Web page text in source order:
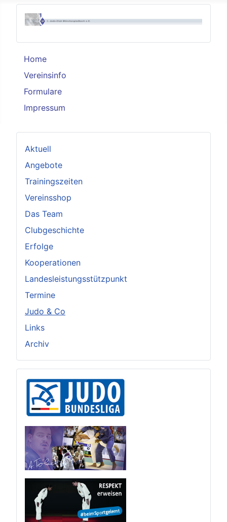
Home
Vereinsinfo
Formulare
Impressum
Aktuell
Angebote
Trainingszeiten
Vereinsshop
Das Team
Clubgeschichte
Erfolge
Kooperationen
Landesleistungsstützpunkt
Termine
Judo & Co
Links
Archiv